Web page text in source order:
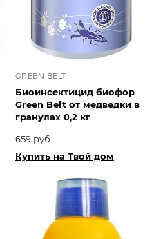
GREEN BELT
Биоинсектицид биофор
Green Belt от медведки в
гранулах 0,2 кг
659 руб.
Купить на Твой дом